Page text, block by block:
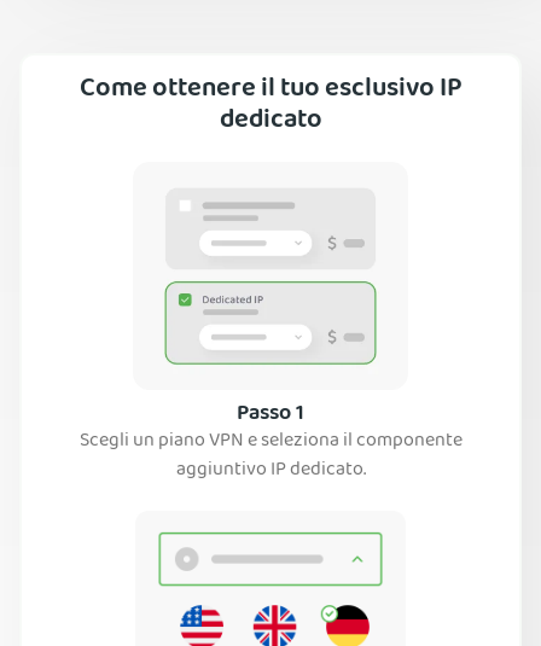
Come ottenere il tuo esclusivo IP
dedicato
Passo 1
Scegli un piano VPN e seleziona il componente
aggiuntivo IP dedicato.